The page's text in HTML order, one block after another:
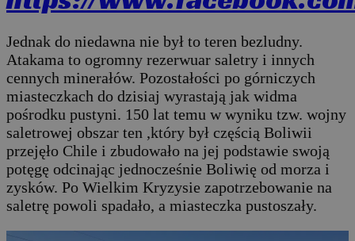
Jednak do niedawna nie był to teren bezludny.
Atakama to ogromny rezerwuar saletry i innych
cennych minerałów. Pozostałości po górniczych
miasteczkach do dzisiaj wyrastają jak widma
pośrodku pustyni. 150 lat temu w wyniku tzw. wojny
saletrowej obszar ten ,który był częścią Boliwii
przejęło Chile i zbudowało na jej podstawie swoją
potęgę odcinając jednocześnie Boliwię od morza i
zysków. Po Wielkim Kryzysie zapotrzebowanie na
saletrę powoli spadało, a miasteczka pustoszały.